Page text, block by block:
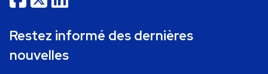
Restez informé des dernières
nouvelles